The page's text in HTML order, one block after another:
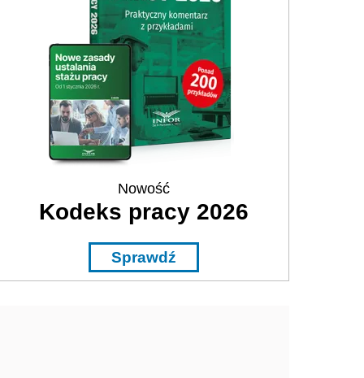
Nowość
Kodeks pracy 2026
Sprawdź